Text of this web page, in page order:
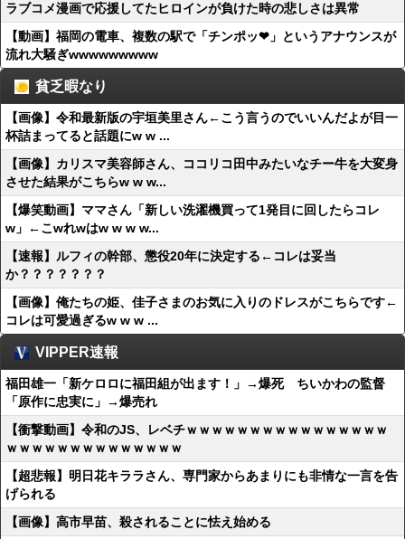
ラブコメ漫画で応援してたヒロインが負けた時の悲しさは異常
【動画】福岡の電車、複数の駅で「チンポッ❤」というアナウンスが
流れ大騒ぎwwwwwwwww
貧乏暇なり
【画像】令和最新版の宇垣美里さん←こう言うのでいいんだよが目一
杯詰まってると話題にw w ...
【画像】カリスマ美容師さん、ココリコ田中みたいなチー牛を大変身
させた結果がこちらw w w...
【爆笑動画】ママさん「新しい洗濯機買って1発目に回したらコレ
w」←こwれwはw w w w...
【速報】ルフィの幹部、懲役20年に決定する←コレは妥当
か？？？？？？？
【画像】俺たちの姫、佳子さまのお気に入りのドレスがこちらです←
コレは可愛過ぎるw w w ...
VIPPER速報
福田雄一「新ケロロに福田組が出ます！」→爆死 ちいかわの監督
「原作に忠実に」→爆売れ
【衝撃動画】令和のJS、レベチｗｗｗｗｗｗｗｗｗｗｗｗｗｗｗｗ
ｗｗｗｗｗｗｗｗｗｗｗｗｗｗ
【超悲報】明日花キララさん、専門家からあまりにも非情な一言を告
げられる
【画像】高市早苗、殺されることに怯え始める